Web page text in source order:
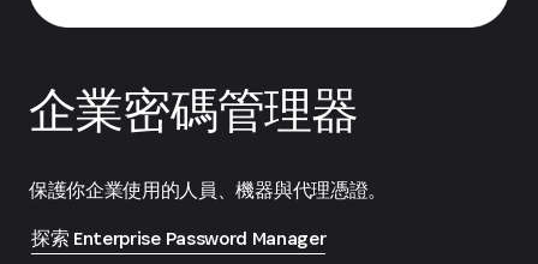
企業密碼管理器
保護你企業使用的人員、機器與代理憑證。
探索 Enterprise Password Manager